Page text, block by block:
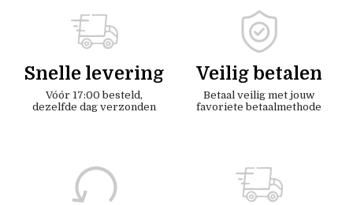
Snelle levering
Vóór 17:00 besteld,
dezelfde dag verzonden
Veilig betalen
Betaal veilig met jouw
favoriete betaalmethode